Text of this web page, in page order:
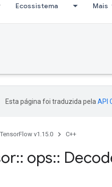
Ecossistema Mais
Esta página foi traduzida pela API
TensorFlow v1.15.0 C++
:: ops::